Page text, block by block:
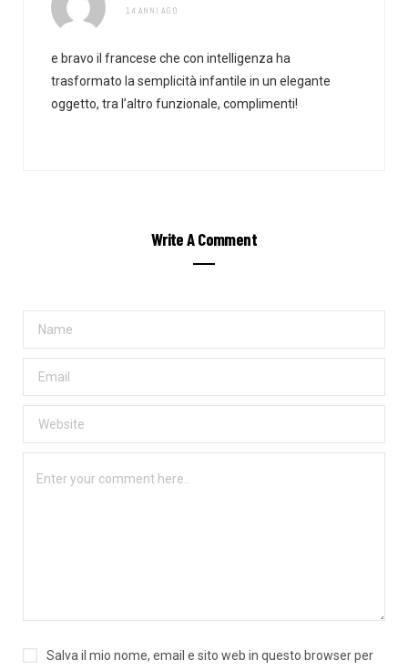
14 ANNI AGO
e bravo il francese che con intelligenza ha
trasformato la semplicità infantile in un elegante
oggetto, tra l’altro funzionale, complimenti!
Write A Comment
Salva il mio nome, email e sito web in questo browser per